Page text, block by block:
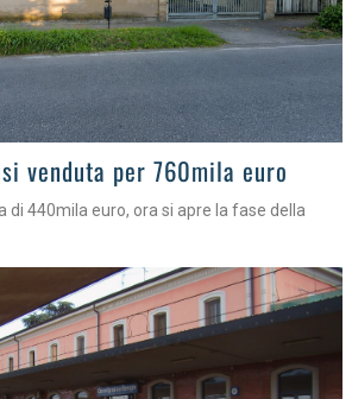
venduta per 760mila euro
di 440mila euro, ora si apre la fase della